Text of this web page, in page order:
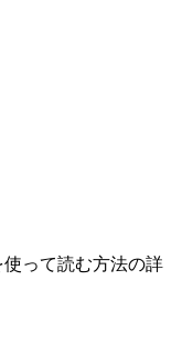
って読む方法の詳